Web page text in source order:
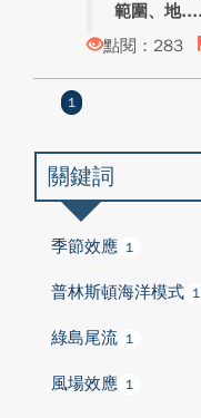
範圍、地...
點閱：283
1
關鍵詞
季節效應 1
普林斯頓海洋模式 1
綠島尾流 1
風場效應 1